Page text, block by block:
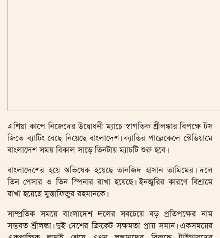
এশিয়া কাপে নিজেদের উদ্বোধনী ম্যাচে স্বাগতিক শ্রীলঙ্কার বিপক্ষে টস
জিতে ব্যাটিং বেছে নিয়েছে বাংলাদেশ। ক্যান্ডির পাল্লেকেলে স্টেডিয়ামে
বাংলাদেশ সময় বিকাল সাড়ে তিনটায় ম্যাচটি শুরু হবে।
বাংলাদেশের হয়ে অভিষেক হয়েছে তানজিদ হাসান তামিমের। দলে
তিন পেসার ও তিন স্পিনার রাখা হয়েছে। ইনজুরির কারণে বিশ্রামে
রাখা হয়েছে মুস্তাফিজুর রহমানকে।
সাম্প্রতিক সময়ে বাংলাদেশ দলের সবচেয়ে বড় প্রতিপক্ষের নাম
সম্ভবত শ্রীলঙ্কা। দুই দেশের ক্রিকেট সক্ষমতা প্রায় সমান। একসময়ের